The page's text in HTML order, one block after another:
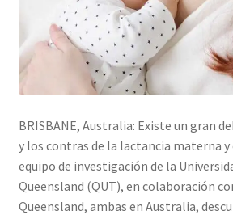
BRISBANE, Australia: Existe un gran
y los contras de la lactancia materna y
equipo de investigación de la
Queensland (QUT), en colaboración
Queensland, ambas en Australia,